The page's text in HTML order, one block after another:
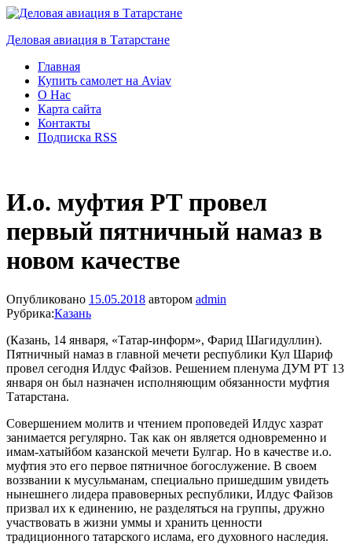
Деловая авиация в Татарстане
Главная
Купить самолет на Aviav
О Нас
Карта сайта
Контакты
Подписка RSS
И.о. муфтия РТ провел
первый пятничный намаз в
новом качестве
Опубликовано 15.05.2018 автором admin
Рубрика:Казань
(Казань, 14 января, «Татар-информ», Фарид Шагидуллин).
Пятничный намаз в главной мечети республики Кул Шариф
провел сегодня Илдус Файзов. Решением пленума ДУМ РТ 13
января он был назначен исполняющим обязанности муфтия
Татарстана.
Совершением молитв и чтением проповедей Илдус хазрат
занимается регулярно. Так как он является одновременно и
имам-хатыйбом казанской мечети Булгар. Но в качестве и.о.
муфтия это его первое пятничное богослужение. В своем
воззвании к мусульманам, специально пришедшим увидеть
нынешнего лидера правоверных республики, Илдус Файзов
призвал их к единению, не разделяться на группы, дружно
участвовать в жизни уммы и хранить ценности
традиционного татарского ислама, его духовного наследия.